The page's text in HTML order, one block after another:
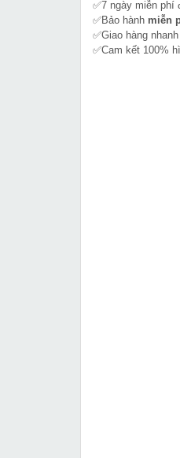
✅7 ngày miễn phí
✅Bảo hành miễn
✅Giao hàng
✅Cam kết 100%